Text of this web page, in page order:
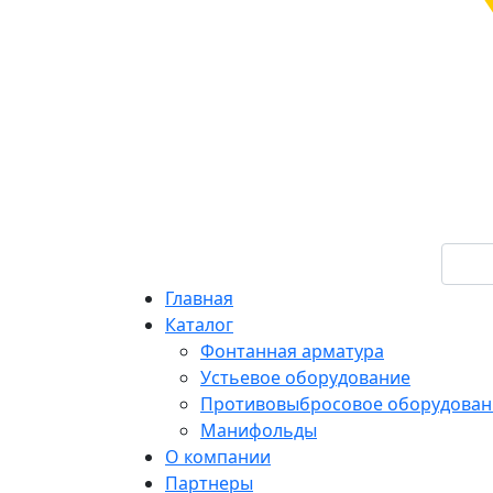
Главная
Каталог
Фонтанная арматура
Устьевое оборудование
Противовыбросовое
Манифольды
О компании
Партнеры